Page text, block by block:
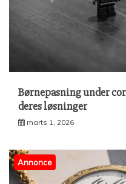
Børnepasning under
deres løsninger
marts 1, 2026
Annonce